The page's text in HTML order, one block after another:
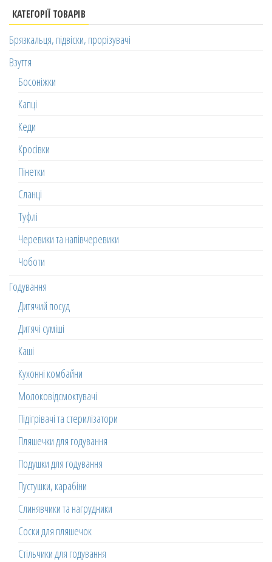
КАТЕГОРІЇ ТОВАРІВ
Брязкальця, підвіски, прорізувачі
Взуття
Босоніжки
Капці
Кеди
Кросівки
Пінетки
Сланці
Туфлі
Черевики та напівчеревики
Чоботи
Годування
Дитячий посуд
Дитячі суміші
Каші
Кухонні комбайни
Молоковідсмоктувачі
Підігрівачі та стерилізатори
Пляшечки для годування
Подушки для годування
Пустушки, карабіни
Слинявчики та нагрудники
Соски для пляшечок
Стільчики для годування